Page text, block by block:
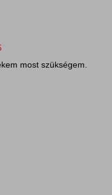
most szükségem.